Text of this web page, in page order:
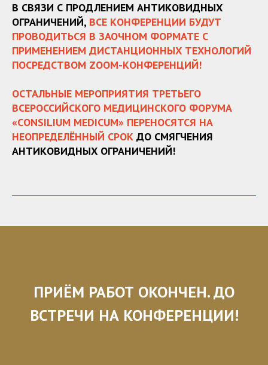
В СВЯЗИ С ПРОДЛЕНИЕМ АНТИКОВИДНЫХ
ОГРАНИЧЕНИЙ, ВСЕ КОНФЕРЕНЦИИ БУДУТ
ПРОВОДИТЬСЯ В ЗАОЧНОМ ФОРМАТЕ С
ПРИМЕНЕНИЕМ ДИСТАНЦИОННЫХ ТЕХНОЛОГИЙ
ПОСРЕДСТВОМ ZOOM-КОНФЕРЕНЦИЙ!
ОСТАЛЬНЫЕ МЕРОПРИЯТИЯ ТРЕТЬЕГО
ВСЕРОССИЙСКОГО МЕДИЦИНСКОГО ФОРУМА
«СONSILIUM MEDICUM» ПЕРЕНОСЯТСЯ НА
НЕОПРЕДЕЛЁННЫЙ СРОК ДО СМЯГЧЕНИЯ
АНТИКОВИДНЫХ ОГРАНИЧЕНИЙ!
ПРИЁМ РАБОТ ОКОНЧЕН. ДО
ВСТРЕЧИ НА КОНФЕРЕНЦИИ!